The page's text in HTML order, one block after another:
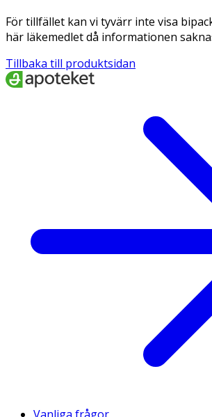
För tillfället kan vi tyvärr inte visa
här läkemedlet då informationen
Tillbaka till produktsidan